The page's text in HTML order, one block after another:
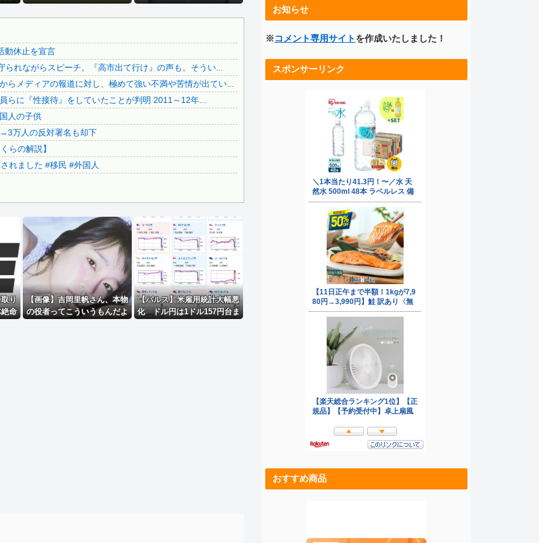
...
...
...
...
【これは酷い】反高市「平和式典で“防弾ガラス”に守られな...
【もう滅茶苦茶】韓国サッカー協会さん、国際審判員らに『性...
【移民政策反対】イオンの売り場で唐揚げを食う中国人の子供
【炎上】藤沢市「モスク建設と土葬も許可します」→3万人の...
91歳女性の遺体を遺棄したベトナム国籍の男が逮捕されまし...
日本旅行キャンセルすべきか…1万年ぶり史上最大級の火山の...
無気力な韓国代表、オーストリアにも0-1で敗北…3月のA...
3.1節がある月なのに…3月のカレンダーに日本の富士山・...
韓国代表、コートジボワールに0対4で完敗＝韓国の反応
Powered by livedoor 相互RSS
躍
】
だよね・・・！」【海外の反
動休止を宣言
られながらスピーチ。『高市出て行け』の声も。そうい...
らメディアの報道に対し、極めて強い不満や苦情が出てい...
らに『性接待』をしていたことが判明 2011～12年...
人の子供
万人の反対署名も却下
らの解説】
れました #移民 #外国人
り
命
【画像】吉岡里帆さん、本物
の役者ってこういうもんだよ
【バルス】米雇用統計大幅悪
化 ドル円は1ドル157円台ま
お知らせ
※コメント専用サイト を作成いたしました！
スポンサーリンク
おすすめ商品